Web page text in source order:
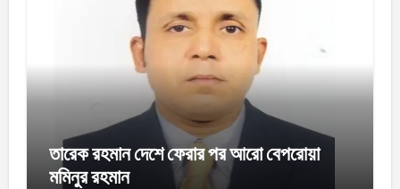
তারেক রহমান দেশে ফেরার পর আরো বেপরোয়া
মমিনুর রহমান